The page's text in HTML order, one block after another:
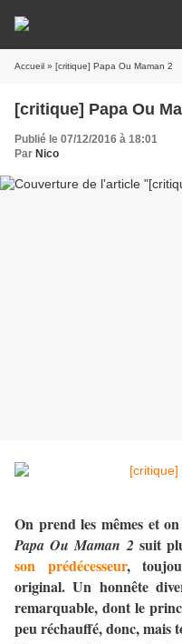
Accueil » [critique] Papa Ou Maman 2
[critique] Papa Ou
Publié le 07/12/2016 à 18:01
Par Nico
On prend les mêmes et
Papa Ou Maman 2 suit
son prédécesseur,
original. Un honnête
remarquable, dont le
peu réchauffé, donc, mais